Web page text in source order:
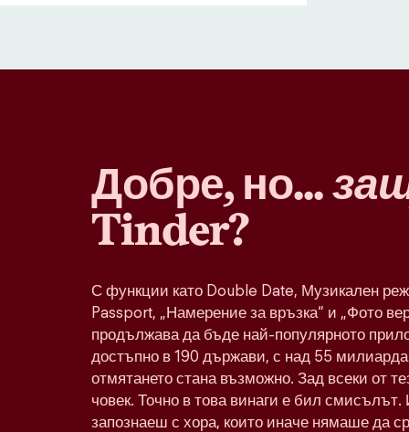
Добре, но...
Tinder?
С функции като Double Date, Музикален
Passport, „Намерение за връзка“ и „Фото
продължава да бъде най-популярното
достъпно в 190 държави, с над 55 милиарда
отмятането стана възможно. Зад всеки от
човек. Точно в това винаги е бил
запознаеш с хора, които иначе нямаше да